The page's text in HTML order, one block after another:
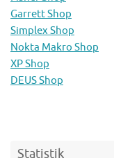
Garrett Shop
Simplex Shop
Nokta Makro Shop
XP Shop
DEUS Shop
Statistik